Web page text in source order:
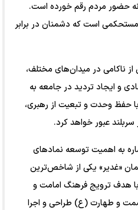
حضور مردم رقم خورده است.
است که دشمنان در برابر
ناکامی در میدان‌های مختلف،
و ایجاد تردید در جامعه به
حفظ وحدت و تبعیت از رهبری،
سربلند عبور خواهد کرد.
به اهمیت توسعه نماد‌های
«غدیر» یکی از شاخص‌ترین
هدف ترویج فرهنگ امامت و
و طهارت (ع) طراحی و اجرا